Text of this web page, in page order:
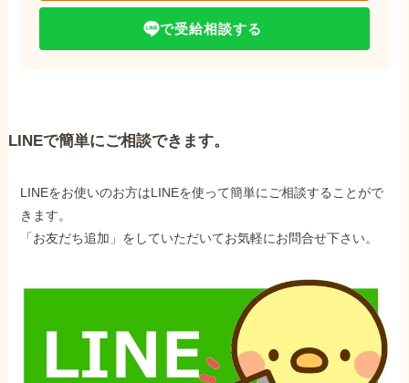
で受給相談する
LINEで簡単にご相談できます。
LINEをお使いのお方はLINEを使って簡単にご相談することがで
きます。
「お友だち追加」をしていただいてお気軽にお問合せ下さい。